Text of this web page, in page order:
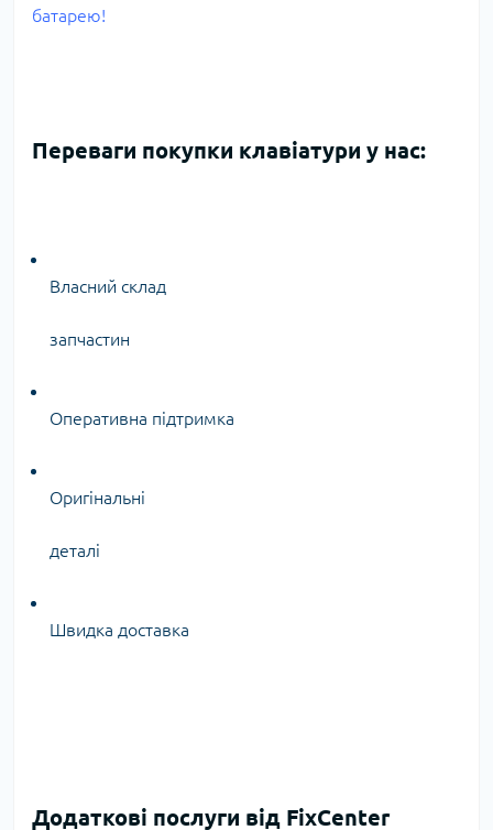
батарею!
Переваги покупки клавіатури у нас:
Власний склад
запчастин
Оперативна підтримка
Оригінальні
деталі
Швидка доставка
Додаткові послуги від FixCenter